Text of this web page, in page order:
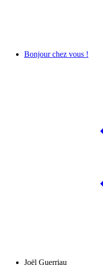
Bonjour chez vous !
Joël Guerriau